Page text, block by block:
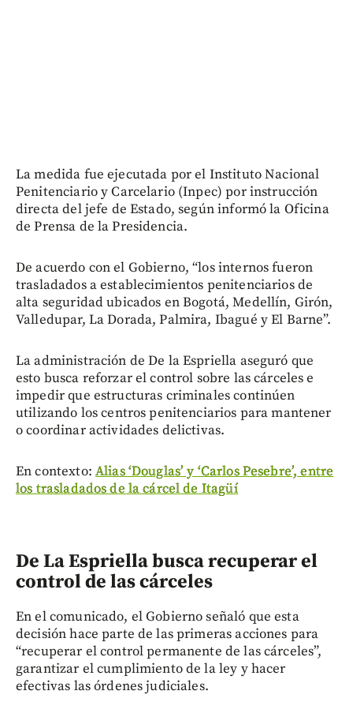
La medida fue ejecutada por el Instituto Nacional
Penitenciario y Carcelario (Inpec) por instrucción
directa del jefe de Estado, según informó la Oficina
de Prensa de la Presidencia.
De acuerdo con el Gobierno, “los internos fueron
trasladados a establecimientos penitenciarios de
alta seguridad ubicados en Bogotá, Medellín, Girón,
Valledupar, La Dorada, Palmira, Ibagué y El Barne”.
La administración de De la Espriella aseguró que
esto busca reforzar el control sobre las cárceles e
impedir que estructuras criminales continúen
utilizando los centros penitenciarios para mantener
o coordinar actividades delictivas.
En contexto: Alias ‘Douglas’ y ‘Carlos Pesebre’, entre
los trasladados de la cárcel de Itagüí
De La Espriella busca recuperar el
control de las cárceles
En el comunicado, el Gobierno señaló que esta
decisión hace parte de las primeras acciones para
“recuperar el control permanente de las cárceles”,
garantizar el cumplimiento de la ley y hacer
efectivas las órdenes judiciales.